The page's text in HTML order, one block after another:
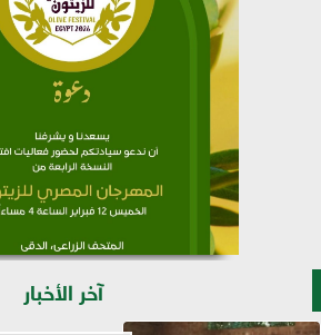
آخر الأخبار